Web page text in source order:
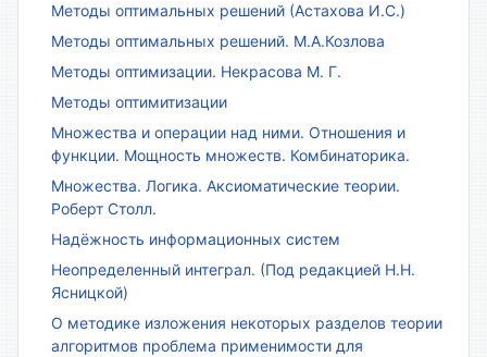
Методы оптимальных решений (Астахова И.С.)
Методы оптимальных решений. М.А.Козлова
Методы оптимизации. Некрасова М. Г.
Методы оптимитизации
Множества и операции над ними. Отношения и
функции. Мощность множеств. Комбинаторика.
Множества. Логика. Аксиоматические теории.
Роберт Столл.
Надёжность информационных систем
Неопределенный интеграл. (Под редакцией Н.Н.
Ясницкой)
О методике изложения некоторых разделов теории
алгоритмов проблема применимости для